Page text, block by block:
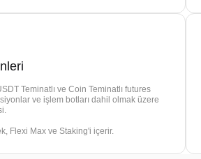
Teminatlı ve Coin Teminatlı futures
ve işlem botları dahil olmak üzere
Flexi Max ve Staking'i içerir.